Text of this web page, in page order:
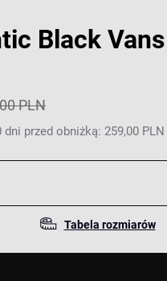
Black Vans
PLN
przed obniżką: 259,00 PLN
Tabela rozmiarów